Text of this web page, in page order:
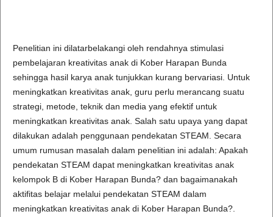
Penelitian ini dilatarbelakangi oleh rendahnya stimulasi
pembelajaran kreativitas anak di Kober Harapan Bunda
sehingga hasil karya anak tunjukkan kurang bervariasi. Untuk
meningkatkan kreativitas anak, guru perlu merancang suatu
strategi, metode, teknik dan media yang efektif untuk
meningkatkan kreativitas anak. Salah satu upaya yang dapat
dilakukan adalah penggunaan pendekatan STEAM. Secara
umum rumusan masalah dalam penelitian ini adalah: Apakah
pendekatan STEAM dapat meningkatkan kreativitas anak
kelompok B di Kober Harapan Bunda? dan bagaimanakah
aktifitas belajar melalui pendekatan STEAM dalam
meningkatkan kreativitas anak di Kober Harapan Bunda?.